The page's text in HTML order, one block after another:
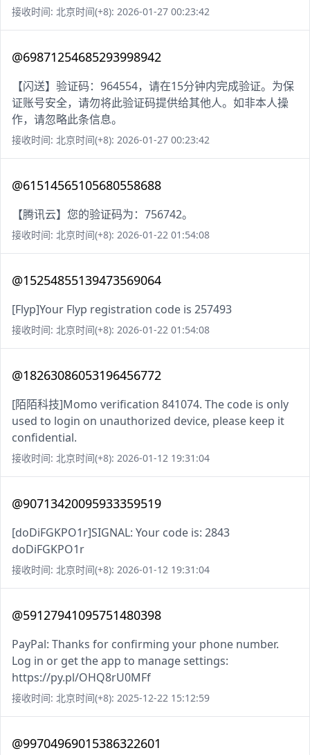
接收时间: 北京时间(+8): 2026-01-27 00:23:42
@69871254685293998942
【闪送】验证码：964554，请在15分钟内完成验证。为保
证账号安全，请勿将此验证码提供给其他人。如非本人操
作，请忽略此条信息。
接收时间: 北京时间(+8): 2026-01-27 00:23:42
@61514565105680558688
【腾讯云】您的验证码为：756742。
接收时间: 北京时间(+8): 2026-01-22 01:54:08
@15254855139473569064
[Flyp]Your Flyp registration code is 257493
接收时间: 北京时间(+8): 2026-01-22 01:54:08
@18263086053196456772
[陌陌科技]Momo verification 841074. The code is only
used to login on unauthorized device, please keep it
confidential.
接收时间: 北京时间(+8): 2026-01-12 19:31:04
@90713420095933359519
[doDiFGKPO1r]SIGNAL: Your code is: 2843
doDiFGKPO1r
接收时间: 北京时间(+8): 2026-01-12 19:31:04
@59127941095751480398
PayPal: Thanks for confirming your phone number.
Log in or get the app to manage settings:
https://py.pl/OHQ8rU0MFf
接收时间: 北京时间(+8): 2025-12-22 15:12:59
@99704969015386322601